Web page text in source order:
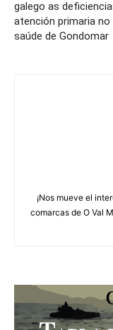
galego as
atención primaria
saúde de Gondomar
¡Nos mueve el
comarcas de O Val